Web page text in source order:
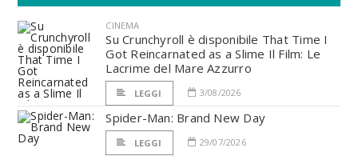
CINEMA
Su Crunchyroll è disponibile That Time I
Got Reincarnated as a Slime Il Film: Le
Lacrime del Mare Azzurro
LEGGI 3/08/2026
Spider-Man: Brand New Day
LEGGI 29/07/2026